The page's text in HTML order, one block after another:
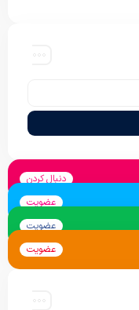
دنبال کردن
عضویت
عضویت
عضویت